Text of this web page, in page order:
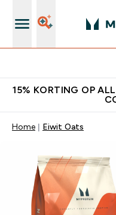
15% KORTING OP
Home Eiwit Oats